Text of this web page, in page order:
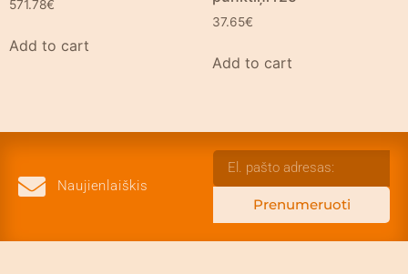
571.78€
Add to cart
37.65€
Add to cart
Naujienlaiškis
Prenumeruoti